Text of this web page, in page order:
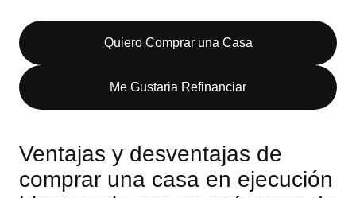
Quiero Comprar una Casa
Me Gustaria Refinanciar
Ventajas y desventajas de
comprar una casa en ejecución